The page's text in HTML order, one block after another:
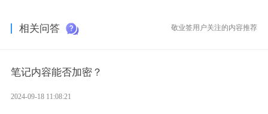
相关问答 敬业签用户关注的内容推荐
笔记内容能否加密？
2024-09-18 11:08:21